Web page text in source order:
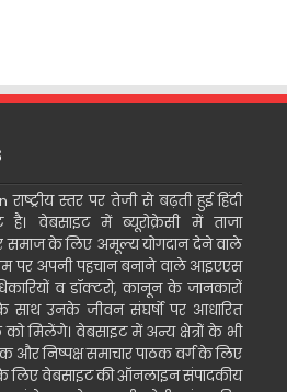
स्तर पर तेजी से बढ़ती हुई हिंदी
है। वेबसाइट में ब्यूरोक्रेसी में ताजा
समाज के लिए अमूल्य योगदान देने वाले
पर अपनी पहचान बनाने वाले आइएएस
व डॉक्टरो, कानून के जानकारों
साथ उनके जीवन संघर्षो पर आधारित
मिलेंगे। वेबसाइट में अन्य क्षेत्रों के भी
और निष्पक्ष समाचार पाठक वर्ग के लिए
लिए वेबसाइट की ऑनलाइन संपादकीय